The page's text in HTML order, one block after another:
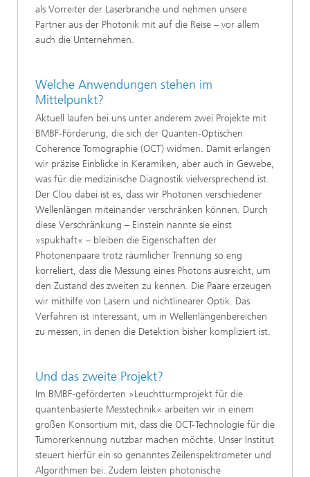
als Vorreiter der Laserbranche und nehmen unsere
Partner aus der Photonik mit auf die Reise – vor allem
auch die Unternehmen.
Welche Anwendungen stehen im
Mittelpunkt?
Aktuell laufen bei uns unter anderem zwei Projekte mit
BMBF-Förderung, die sich der Quanten-Optischen
Coherence Tomographie (OCT) widmen. Damit erlangen
wir präzise Einblicke in Keramiken, aber auch in Gewebe,
was für die medizinische Diagnostik vielversprechend ist.
Der Clou dabei ist es, dass wir Photonen verschiedener
Wellenlängen miteinander verschränken können. Durch
diese Verschränkung – Einstein nannte sie einst
»spukhaft« – bleiben die Eigenschaften der
Photonenpaare trotz räumlicher Trennung so eng
korreliert, dass die Messung eines Photons ausreicht, um
den Zustand des zweiten zu kennen. Die Paare erzeugen
wir mithilfe von Lasern und nichtlinearer Optik. Das
Verfahren ist interessant, um in Wellenlängenbereichen
zu messen, in denen die Detektion bisher kompliziert ist.
Und das zweite Projekt?
Im BMBF-geförderten »Leuchtturmprojekt für die
quantenbasierte Messtechnik« arbeiten wir in einem
großen Konsortium mit, dass die OCT-Technologie für die
Tumorerkennung nutzbar machen möchte. Unser Institut
steuert hierfür ein so genanntes Zeilenspektrometer und
Algorithmen bei. Zudem leisten photonische